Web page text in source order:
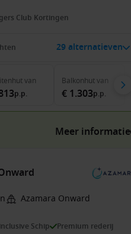
Club Kortingen
29 alternatieven
van
p.p.
Balkonhutvan
€ 1.303p.p.
Meer informatie
Azamara Onward
Schip Premium rederij